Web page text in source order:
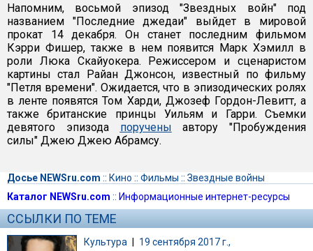
Напомним, восьмой эпизод "Звездных войн" под
названием "Последние джедаи" выйдет в мировой
прокат 14 декабря. Он станет последним фильмом
Кэрри Фишер, также в нем появится Марк Хэмилл в
роли Люка Скайуокера. Режиссером и сценаристом
картины стал Райан Джонсон, известный по фильму
"Петля времени". Ожидается, что в эпизодических ролях
в ленте появятся Том Харди, Джозеф Гордон-Левитт, а
также британские принцы Уильям и Гарри. Съемки
девятого эпизода поручены автору "Пробуждения
силы" Джею Джею Абрамсу.
Досье NEWSru.com :: Кино :: Фильмы :: Звездные войны
Каталог NEWSru.com :: Информационные интернет-ресурсы
ССЫЛКИ ПО ТЕМЕ
Культура | 19 сентября 2017 г.,